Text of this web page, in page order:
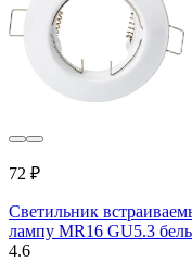
72 ₽
Светильник
лампу MR16 GU5.3
4.6